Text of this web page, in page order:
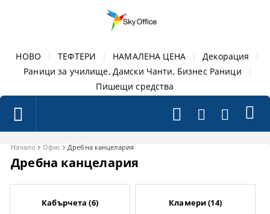
НОВО ТЕФТЕРИ НАМАЛЕНА ЦЕНА Декорация
Раници за училище, Дамски Чанти, Бизнес Раници
Пишещи средства
Начало Офис Дребна канцелария
Дребна канцелария
Кабърчета (6) Кламери (14)